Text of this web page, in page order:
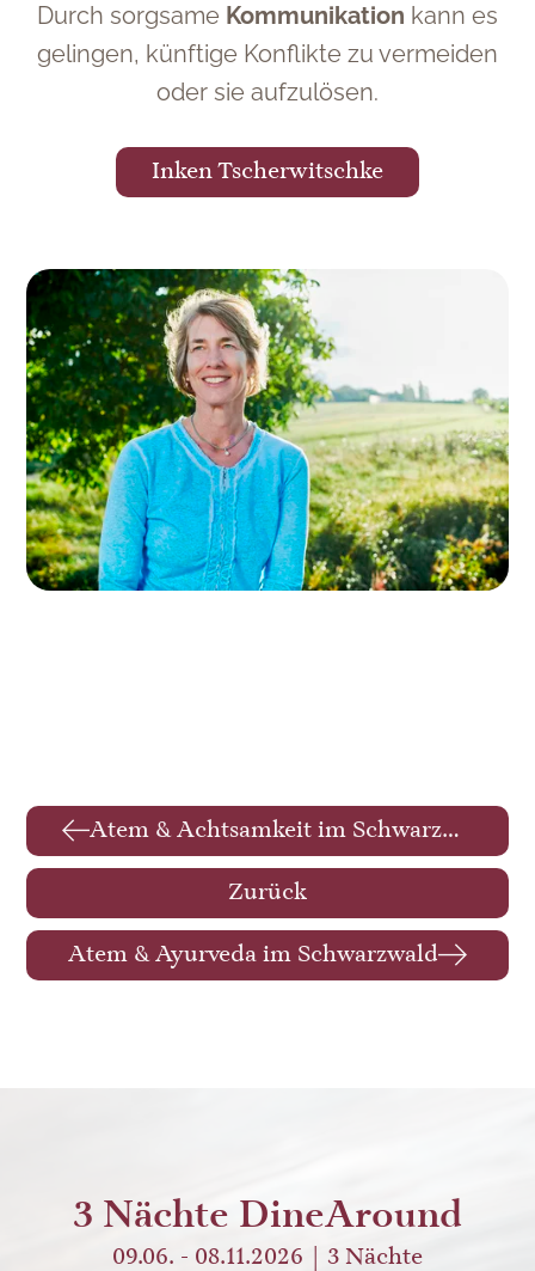
Durch sorgsame Kommunikation kann es
gelingen, künftige Konflikte zu vermeiden
oder sie aufzulösen.
Inken Tscherwitschke
Atem & Achtsamkeit im Schwarzwald
Zurück
Atem & Ayurveda im Schwarzwald
3 Nächte DineAround
09.06. - 08.11.2026 3 Nächte